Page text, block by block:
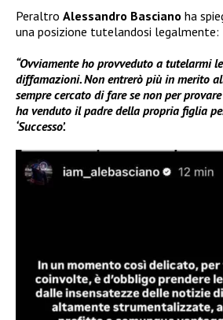
Peraltro Alessandro Basciano ha
una posizione tutelandosi legalmente:
“Ovviamente ho provveduto a tutelarmi
diffamazioni. Non entrerò più in merito
sempre cercato di fare se non per
ha venduto il padre della propria figlia
‘Successo’.